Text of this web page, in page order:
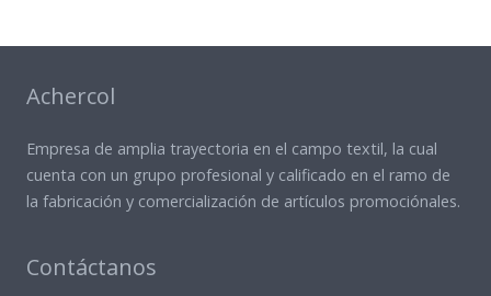
Achercol
Empresa de amplia trayectoria en el campo textil, la cual
cuenta con un grupo profesional y calificado en el ramo de
la fabricación y comercialización de artículos promociónales.
Contáctanos